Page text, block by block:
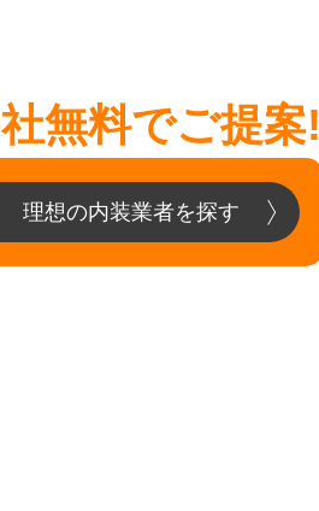
社無料でご提案!
理想の内装業者を探す